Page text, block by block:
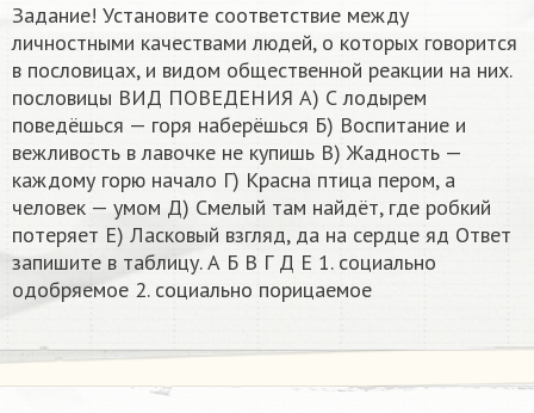
Задание! Установите соответствие между
личностными качествами людей, о которых говорится
в пословицах, и видом общественной реакции на них.
пословицы ВИД ПОВЕДЕНИЯ А) С лодырем
поведёшься — горя наберёшься Б) Воспитание и
вежливость в лавочке не купишь В) Жадность —
каждому горю начало Г) Красна птица пером, а
человек — умом Д) Смелый там найдёт, где робкий
потеряет Е) Ласковый взгляд, да на сердце яд Ответ
запишите в таблицу. А Б В Г Д Е 1. социально
одобряемое 2. социально порицаемое​